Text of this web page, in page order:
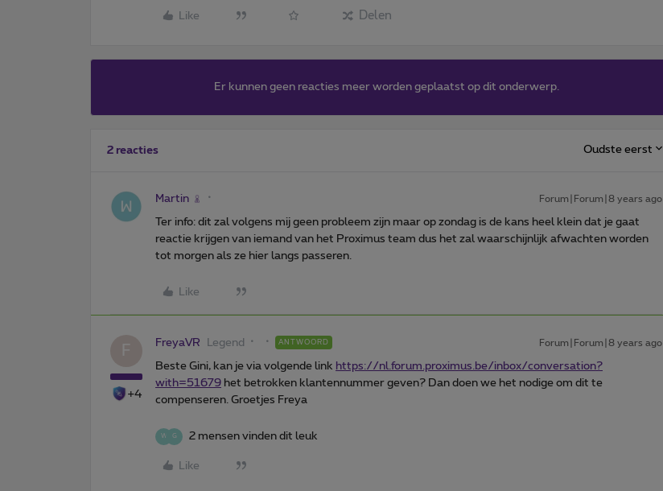
Like Delen
Er kunnen geen reacties meer worden geplaatst op dit onderwerp.
2 reacties Oudste eerst
Martin Forum|Forum|8 years ago
Ter info: dit zal volgens mij geen probleem zijn maar op zondag is de kans heel klein dat je gaat
reactie krijgen van iemand van het Proximus team dus het zal waarschijnlijk afwachten worden
tot morgen als ze hier langs passeren.
Like
F
+4
FreyaVR Legend ANTWOORD Forum|Forum|8 years ago
Beste Gini, kan je via volgende link https://nl. forum.proximus.be/inbox/conversation?
with=51679 het betrokken klantennummer geven? Dan doen we het nodige om dit te
compenseren. Groetjes Freya
W G 2 mensen vinden dit leuk
Like